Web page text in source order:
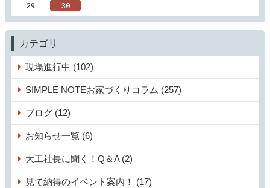
29
30
カテゴリ
現場進行中 (102)
SIMPLE NOTEお家づくりコラム (257)
ブログ (12)
お知らせ一覧 (6)
大工社長に聞く！Q＆A (2)
見て納得のイベント案内！ (17)